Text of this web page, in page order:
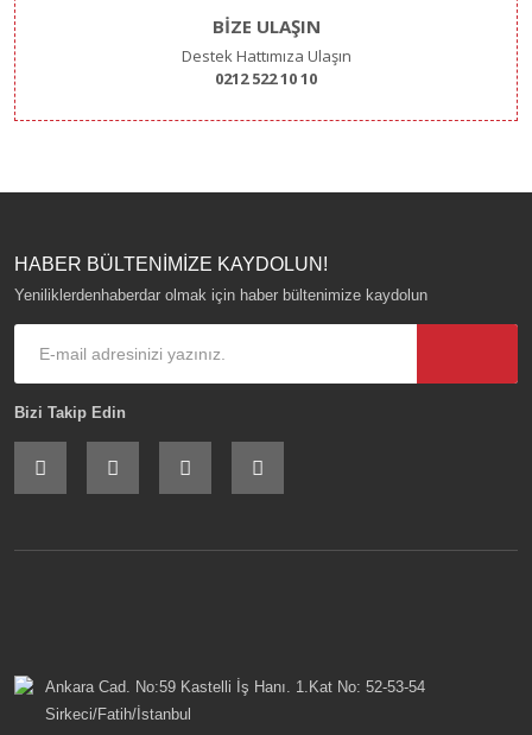
BİZE ULAŞIN
Destek Hattımıza Ulaşın
0212 522 10 10
HABER BÜLTENİMİZE KAYDOLUN!
Yeniliklerdenhaberdar olmak için haber bültenimize kaydolun
Bizi Takip Edin
Ankara Cad. No:59 Kastelli İş Hanı. 1.Kat No: 52-53-54
Sirkeci/Fatih/İstanbul